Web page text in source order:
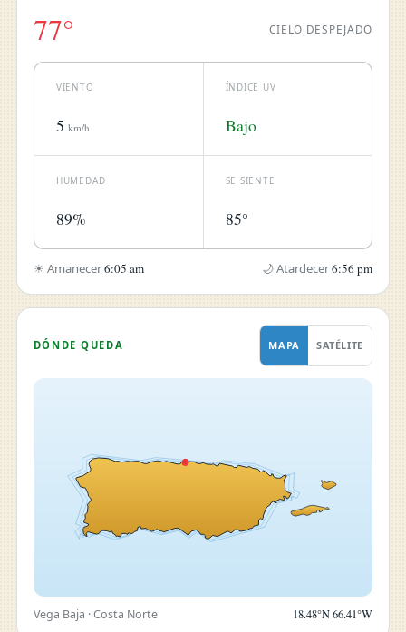
77° CIELO DESPEJADO
VIENTO
5 km/h
ÍNDICE UV
Bajo
HUMEDAD
89%
SE SIENTE
85°
☀ Amanecer6:05 am 🌙 Atardecer6:56 pm
DÓNDE QUEDA MAPA SATÉLITE
Vega Baja · Costa Norte 18.48°N 66.41°W